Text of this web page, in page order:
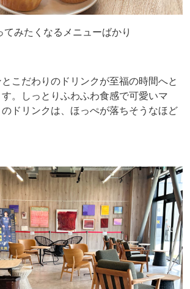
てみたくなるメニューばかり
こだわりのドリンクが至福の時間へと
。しっとりふわふわ食感で可愛いマ
ドリンクは、ほっぺが落ちそうなほど